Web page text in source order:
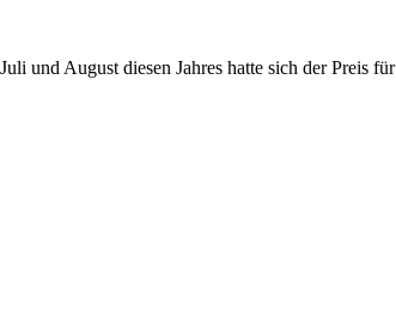
und August diesen Jahres hatte sich der Preis